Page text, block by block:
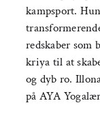
kampsport.
redskaber som
kriya til at
og dyb ro.
på AYA